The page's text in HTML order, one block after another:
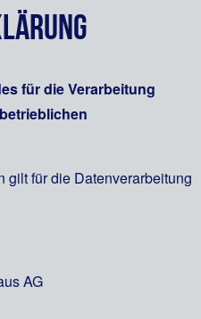
für die Verarbeitung
gilt für die Datenverarbeitung
AG